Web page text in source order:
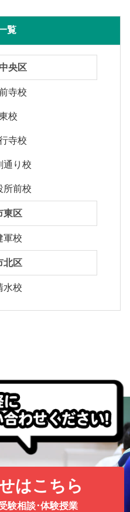
覧
央区
寺校
校
寺校
通り校
所前校
東区
軍校
北区
水校
はこちら
験相談･体験授業